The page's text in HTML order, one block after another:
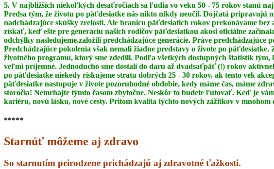
5. V najbližších niekoľkých desaťročiach sa ľudia vo veku 50 - 75 rokov stanú
Predsa tým, že životu po päťdesiatke nás nikto nikdy neučil. Dojčatá pripravujú
nadchádzajúce skúšky zrelosti. Ale hranicu päťdesiatich rokov prekonávame bez
získať, keď ešte pre generáciu našich rodičov päťdesiatkou akosi oficiálne
odchýlky nasledujeme,založili predchádzajúce generácie. Práve predchádzajúce
Predchádzajúce pokolenia však nemali žiadne predstavy o živote po päťdesiatke.
životného programu, ktorý sme zdedili. Podľa všetkých dostupných štatistík tým,
veľmi príjemné. Jednoducho sme dostali do daru až dvadsaťpäť (!) rokov
po päťdesiatke niekedy riskujeme stratu dobrých 25 - 30 rokov, ak tento vek
päťdesiatke nastupuje v živote pozoruhodné obdobie, kedy máme čas, máme
storočia! Nemrhajte týmto časom zbytočne. Neskôr to budete ľutovať. Keď je
kariéru, novú lásku, nové cesty. Pritom kvalita týchto nových zážitkov v mnohom
*****
Starnúť môžeme aj zdravo
So starnutím prirodzene prichádzajú aj zdravotné ťažkosti.